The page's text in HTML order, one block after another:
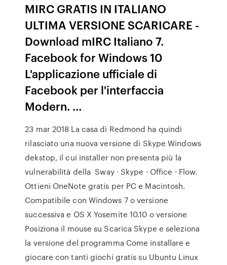
MIRC GRATIS IN ITALIANO
ULTIMA VERSIONE SCARICARE -
Download mIRC Italiano 7.
Facebook for Windows 10
L'applicazione ufficiale di
Facebook per l'interfaccia
Modern. …
23 mar 2018 La casa di Redmond ha quindi
rilasciato una nuova versione di Skype Windows
dekstop, il cui installer non presenta più la
vulnerabilità della Sway · Skype · Office · Flow.
Ottieni OneNote gratis per PC e Macintosh.
Compatibile con Windows 7 o versione
successiva e OS X Yosemite 10.10 o versione
Posiziona il mouse su Scarica Skype e seleziona
la versione del programma Come installare e
giocare con tanti giochi gratis su Ubuntu Linux